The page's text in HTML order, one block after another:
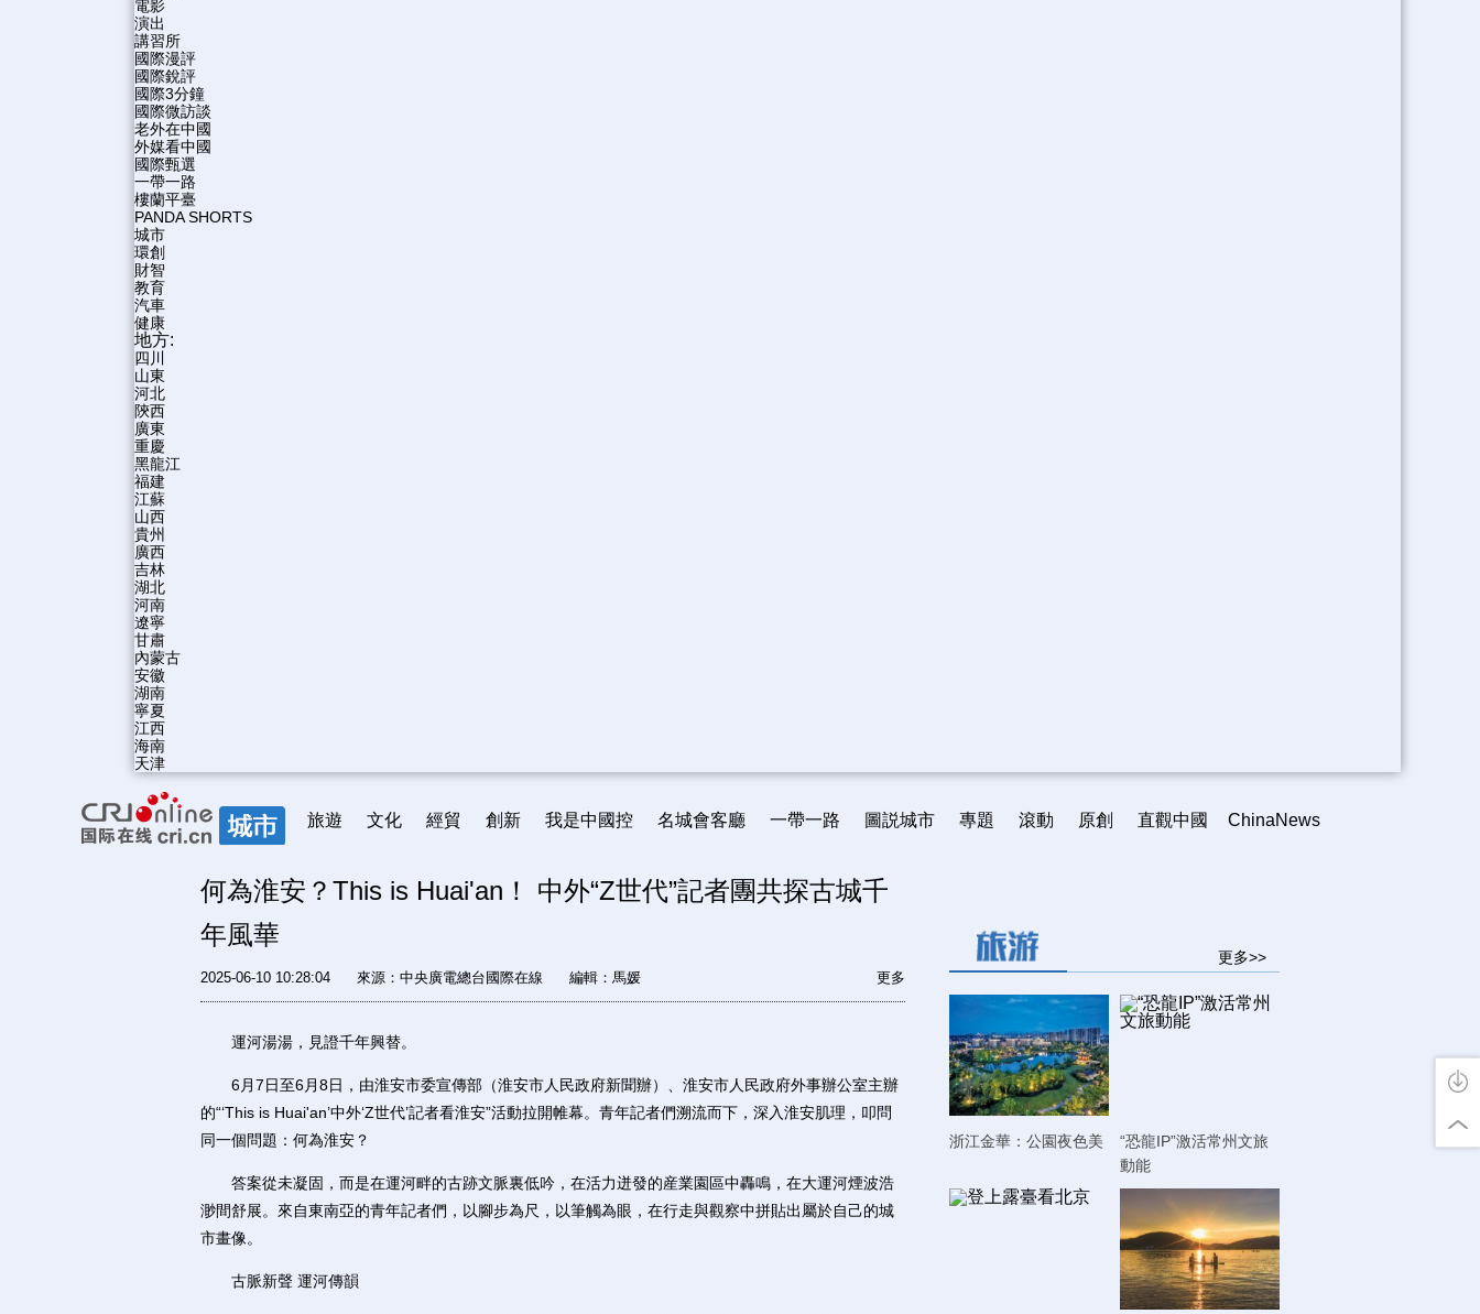
電影
演出
講習所
國際漫評
國際銳評
國際3分鐘
國際微訪談
老外在中國
外媒看中國
國際甄選
一帶一路
樓蘭平臺
PANDA SHORTS
城市
環創
財智
教育
汽車
健康
地方:
四川
山東
河北
陝西
廣東
重慶
黑龍江
福建
江蘇
山西
貴州
廣西
吉林
湖北
河南
遼寧
甘肅
內蒙古
安徽
湖南
寧夏
江西
海南
天津
旅遊 文化 經貿 創新 我是中國控 名城會客廳 一帶一路 圖説城市 專題 滾動 原創 直觀中國 ChinaNews
何為淮安？This is Huai'an！ 中外“Z世代”記者團共探古城千
年風華
2025-06-10 10:28:04 來源： 中央廣電總台國際在線 編輯：馬媛 更多
運河湯湯，見證千年興替。
6月7日至6月8日，由淮安市委宣傳部（淮安市人民政府新聞辦）、淮安市人民政府外事辦公室主辦
的“‘This is Huai'an’中外‘Z世代’記者看淮安”活動拉開帷幕。青年記者們溯流而下，深入淮安肌理，叩問
同一個問題：何為淮安？
答案從未凝固，而是在運河畔的古跡文脈裏低吟，在活力迸發的産業園區中轟鳴，在大運河煙波浩
渺間舒展。來自東南亞的青年記者們，以腳步為尺，以筆觸為眼，在行走與觀察中拼貼出屬於自己的城
市畫像。
古脈新聲 運河傳韻
更多>>
浙江金華：公園夜色美
“恐龍IP”激活常州文旅
動能